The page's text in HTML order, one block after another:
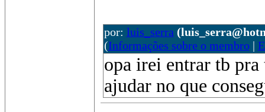
por: luis_serra
(Informações sobre o membro|
opa irei entrar tb
ajudar no que